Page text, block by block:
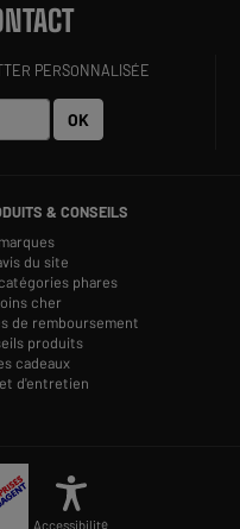
PERSONNALISÉE
OK
& CONSEILS
du site
phares
cher
de remboursement
produits
cadeaux
d'entretien
Accessibilité